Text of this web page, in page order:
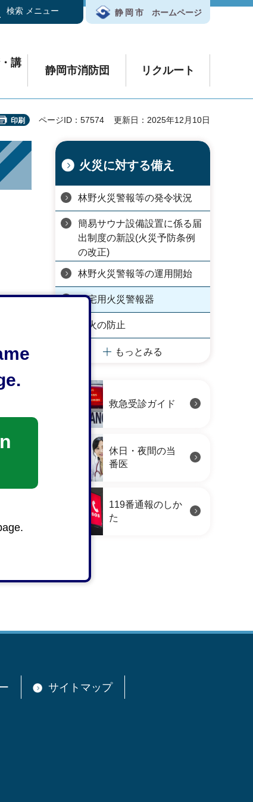
検索メニュー 静岡市 ホームページ
講
静岡市消防団 リクルート
印刷 ページID：57574 更新日：2025年12月10日
火災に対する備え
林野火災警報等の発令状況
簡易サウナ設備設置に係る届
出制度の新設(火災予防条例
の改正)
林野火災警報等の運用開始
住宅用火災警報器
出火の防止
もっとみる
救急受診ガイド
休日・夜間の当
番医
119番通報のしか
た
サイトマップ